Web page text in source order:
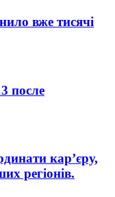
вже тисячі
после
кар’єру,
регіонів.